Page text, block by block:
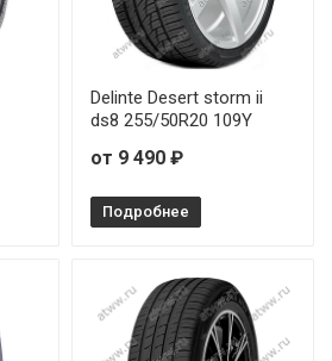
Delinte Desert storm ii
ds8 255/50R20 109Y
от 9 490 ₽
Подробнее